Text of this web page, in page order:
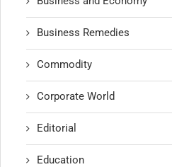
Business Remedies
Commodity
Corporate World
Editorial
Education